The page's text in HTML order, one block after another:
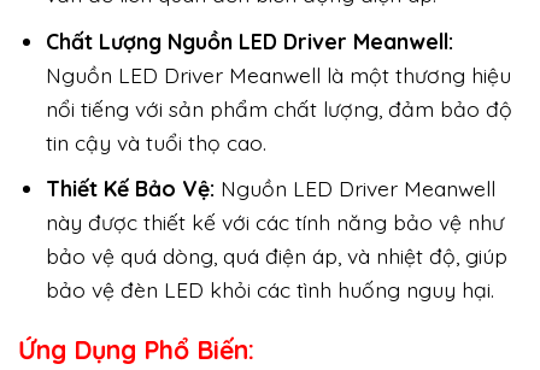
Chất Lượng Nguồn LED Driver Meanwell:
Nguồn LED Driver Meanwell là một thương hiệu
nổi tiếng với sản phẩm chất lượng, đảm bảo độ
tin cậy và tuổi thọ cao.
Thiết Kế Bảo Vệ: Nguồn LED Driver Meanwell
này được thiết kế với các tính năng bảo vệ như
bảo vệ quá dòng, quá điện áp, và nhiệt độ, giúp
bảo vệ đèn LED khỏi các tình huống nguy hại.
Ứng Dụng Phổ Biến: